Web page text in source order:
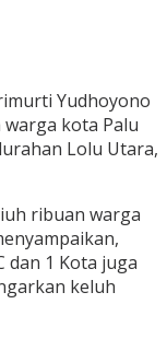
Yudhoyono
kota Palu
Lolu Utara,
ribuan warga
dan 1 Kota juga
keluh